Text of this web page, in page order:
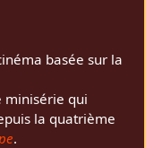
basée sur la
minisérie qui
la quatrième
.